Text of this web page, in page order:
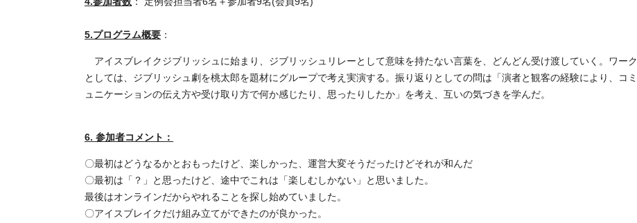
5.プログラム概要 ：
アイスブレイクジブリッシュに始まり、ジブリッシュリレーとして意味を持たない言葉を、どんどん受け渡していく。ワーク
としては、ジブリッシュ劇を桃太郎を題材にグループで考え実演する。振り返りとしての問は「演者と観客の経験により、コミ
ュニケーションの伝え方や受け取り方で何か感じたり、思ったりしたか」を考え、互いの気づきを学んだ。
6. 参加者コメント：
〇最初はどうなるかとおもったけど、楽しかった、運営大変そうだったけどそれが和んだ
〇最初は「？」と思ったけど、途中でこれは「楽しむしかない」と思いました。
最後はオンラインだからやれることを探し始めていました。
〇アイスブレイクだけ組み立てができたのが良かった。